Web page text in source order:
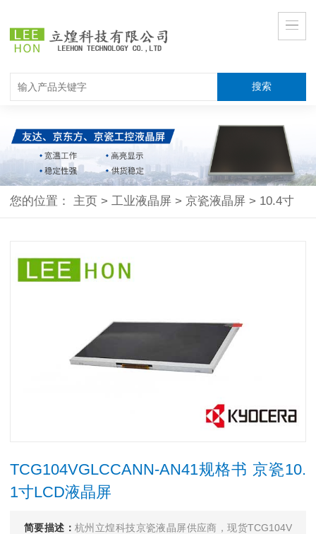
您的位置： 主页 > 工业液晶屏 > 京瓷液晶屏 > 10.4寸
TCG104VGLCCANN-AN41规格书 京瓷10.
1寸LCD液晶屏
简要描述：杭州立煌科技京瓷液晶屏供应商，现货TCG104V